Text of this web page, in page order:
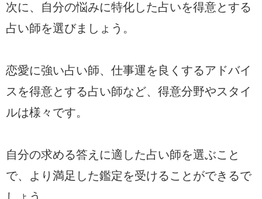
次に、自分の悩みに特化した占いを得意とする
占い師を選びましょう。
恋愛に強い占い師、仕事運を良くするアドバイ
スを得意とする占い師など、得意分野やスタイ
ルは様々です。
自分の求める答えに適した占い師を選ぶこと
で、より満足した鑑定を受けることができるで